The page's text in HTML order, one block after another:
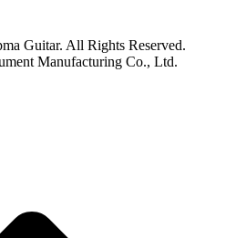
Guitar. All Rights Reserved.
Manufacturing Co., Ltd.